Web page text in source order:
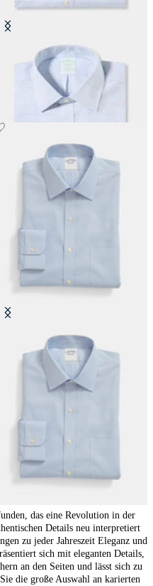
Slim Fit Non-Iron Oxford-Hemd
mit Ainsley-Kragen
Slim Fit Non-Iron Oxford-Hemd
mit Ainsley-Kragen
Ikonische Muster
das eine Revolution in der
Details neu interpretiert
zu jeder Jahreszeit Eleganz und
sich mit eleganten Details,
an den Seiten und lässt sich zu
die große Auswahl an karierten